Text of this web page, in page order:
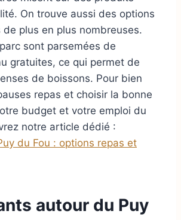
On trouve aussi des options
plus en plus nombreuses.
sont parsemées de
gratuites, ce qui permet de
de boissons. Pour bien
repas et choisir la bonne
budget et votre emploi du
notre article dédié :
du Fou : options repas et
autour du Puy